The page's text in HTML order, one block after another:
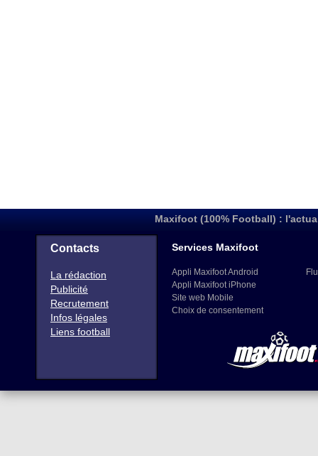
Maxifoot (100% Football) :
Contacts
La rédaction
Publicité
Recrutement
Infos légales
Liens football
Services Maxifoot
Appli Maxifoot Android
Appli Maxifoot iPhone
Site web Mobile
Choix de consentement